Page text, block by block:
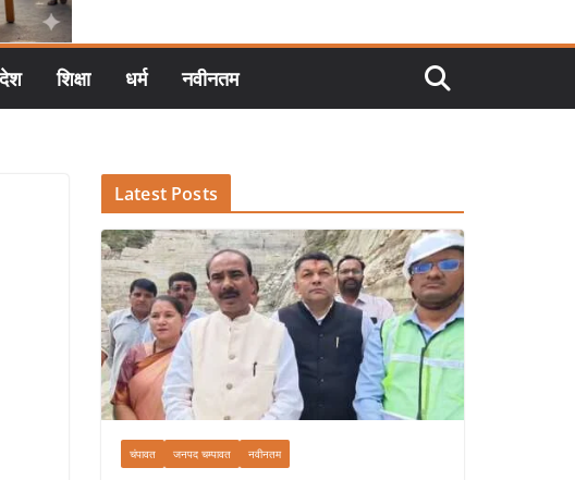
देश शिक्षा धर्म नवीनतम
Latest Posts
चंपावत जनपद चम्पावत नवीनतम